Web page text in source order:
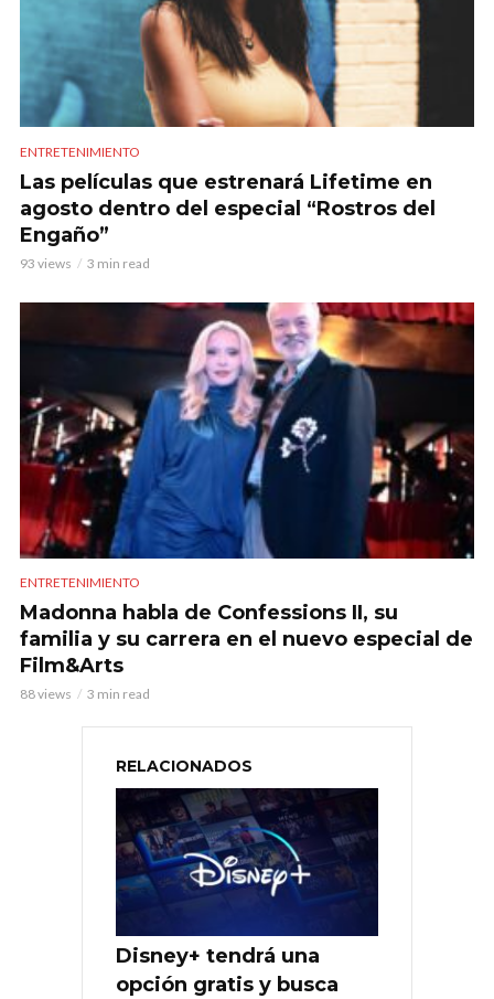
ENTRETENIMIENTO
Las películas que estrenará Lifetime en
agosto dentro del especial “Rostros del
Engaño”
93 views 3 min read
ENTRETENIMIENTO
Madonna habla de Confessions II, su
familia y su carrera en el nuevo especial de
Film&Arts
88 views 3 min read
RELACIONADOS
Disney+ tendrá una
opción gratis y busca